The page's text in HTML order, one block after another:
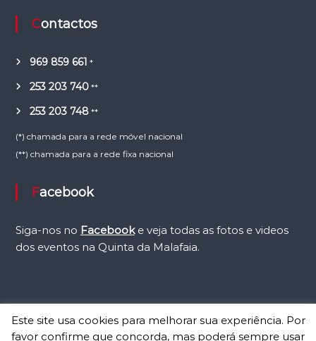
Contactos
969 859 661 *
253 203 740**
253 203 748**
(*) chamada para a rede móvel nacional
(**) chamada para a rede fixa nacional
Facebook
Siga-nos no Facebooke veja todas as fotos e videos
dos eventos na Quinta da Malafaia.
Este site usa cookies para melhorar sua experiência. Por
favor confirme que concorda, mas poderá sempre usar